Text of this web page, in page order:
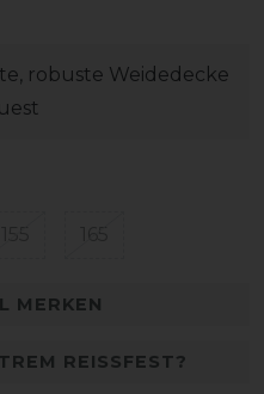
robuste Weidedecke
MERKEN
REISSFEST?